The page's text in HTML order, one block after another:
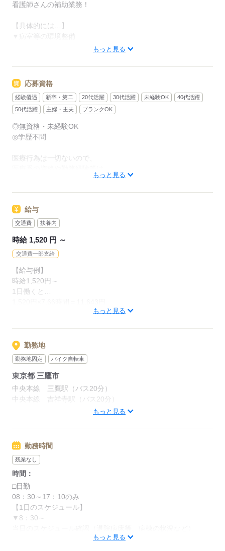
看護師さんの補助業務！
【具体的には…】
▼病室等の環境整備
▼患者様移送作業等
病室から患者さんを診察室まで送り迎え
▼食事の配膳や片付け
お昼ご飯の配膳がメインです
▼看護師さんの補助
看護師さんのお手伝いです
▼赤ちゃんの部屋の
▼赤ちゃんのお風呂のお手伝い・
などです。
資格・経験は問いません
飲食・販売など他業種から転職した方も沢山活躍しています！
もっと見る
応募資格
経験優遇 新卒・第二 20代活躍 30代活躍 未経験OK
40代活躍
50代活躍
主婦・主夫 ブランクOK
◎無資格・未経験OK
◎学歴不問
医療行為は一切ないので、
始められるお仕事となっております。
・資格は無いけど医療の現場で
誰かの役に立ちたい
もっと見る
給与
交通費 扶養内
時給 1,520 円 ～
交通費一部支給
【給与例】
時給1,520円～
1日働くと…
11,643円×22日＝256,146円
※残業代別途支給あり
※交通費別途規定内支給（上限4万円／月）
※2か月の研修期間あり（時給1,250円）
※自転車通勤の場合、
kkw_bcov2106
もっと見る
勤務地
勤務地固定 バイク自転車
東京都 三鷹市
中央本線 三鷹駅（バス20分）
中央本線 吉祥寺駅（バス20分）
京王線 仙川駅（バス15分）もっと見る
勤務時間
残業なし
時間：
□日勤
08：30～17：10のみ
【1日のスケジュール】
▼8：30～
もっと見る